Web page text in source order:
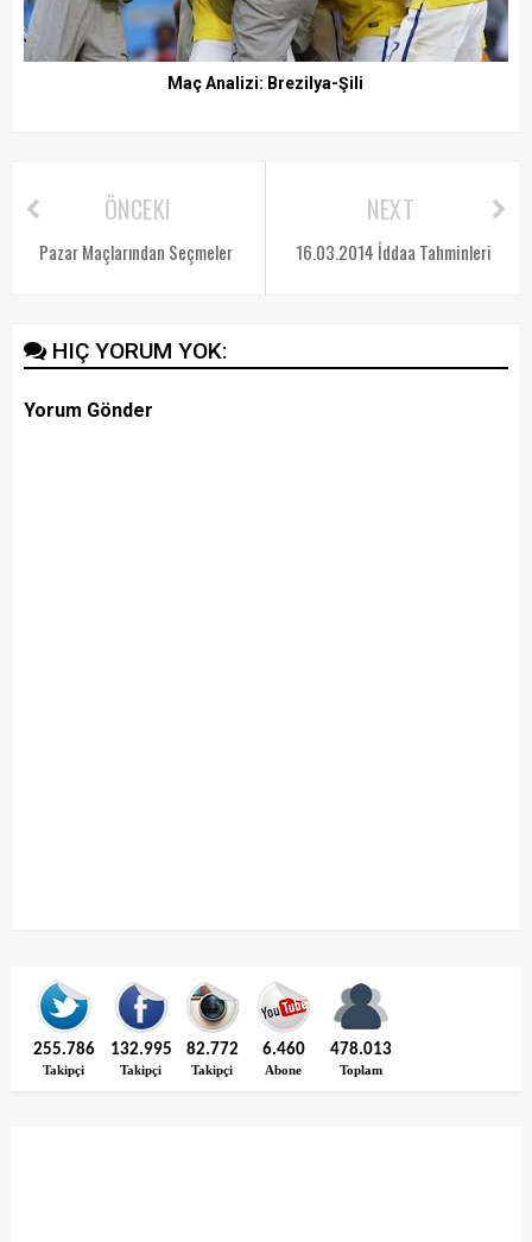
Maç Analizi: Brezilya-Şili
NEXT
16.03.2014 İddaa Tahminleri
ÖNCEKI
Pazar Maçlarından Seçmeler
HIÇ YORUM YOK:
Yorum Gönder
255.786
Takipçi
132.995
Takipçi
82.772
Takipçi
6.460
Abone
478.013
Toplam